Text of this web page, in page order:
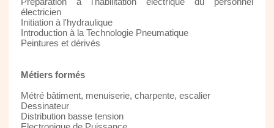
électricien
Initiation à l'hydraulique
Introduction à la Technologie Pneumatique
Peintures et dérivés
Métiers formés
Métré bâtiment, menuiserie, charpente, escalier
Dessinateur
Distribution basse tension